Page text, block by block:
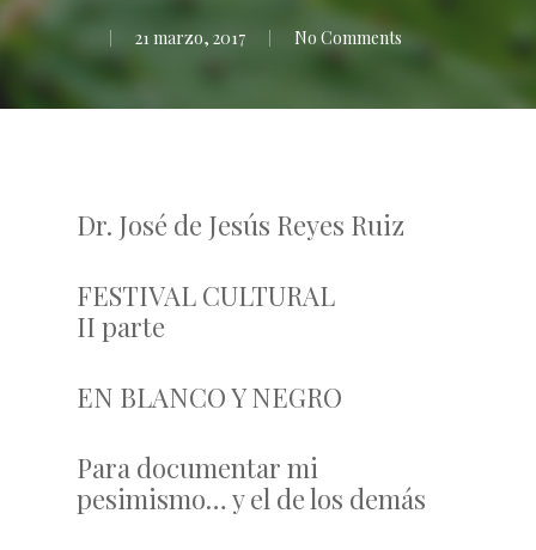
21 marzo, 2017 No Comments
Dr. José de Jesús Reyes Ruiz
FESTIVAL CULTURAL
II parte
EN BLANCO Y NEGRO
Para documentar mi
pesimismo… y el de los demás